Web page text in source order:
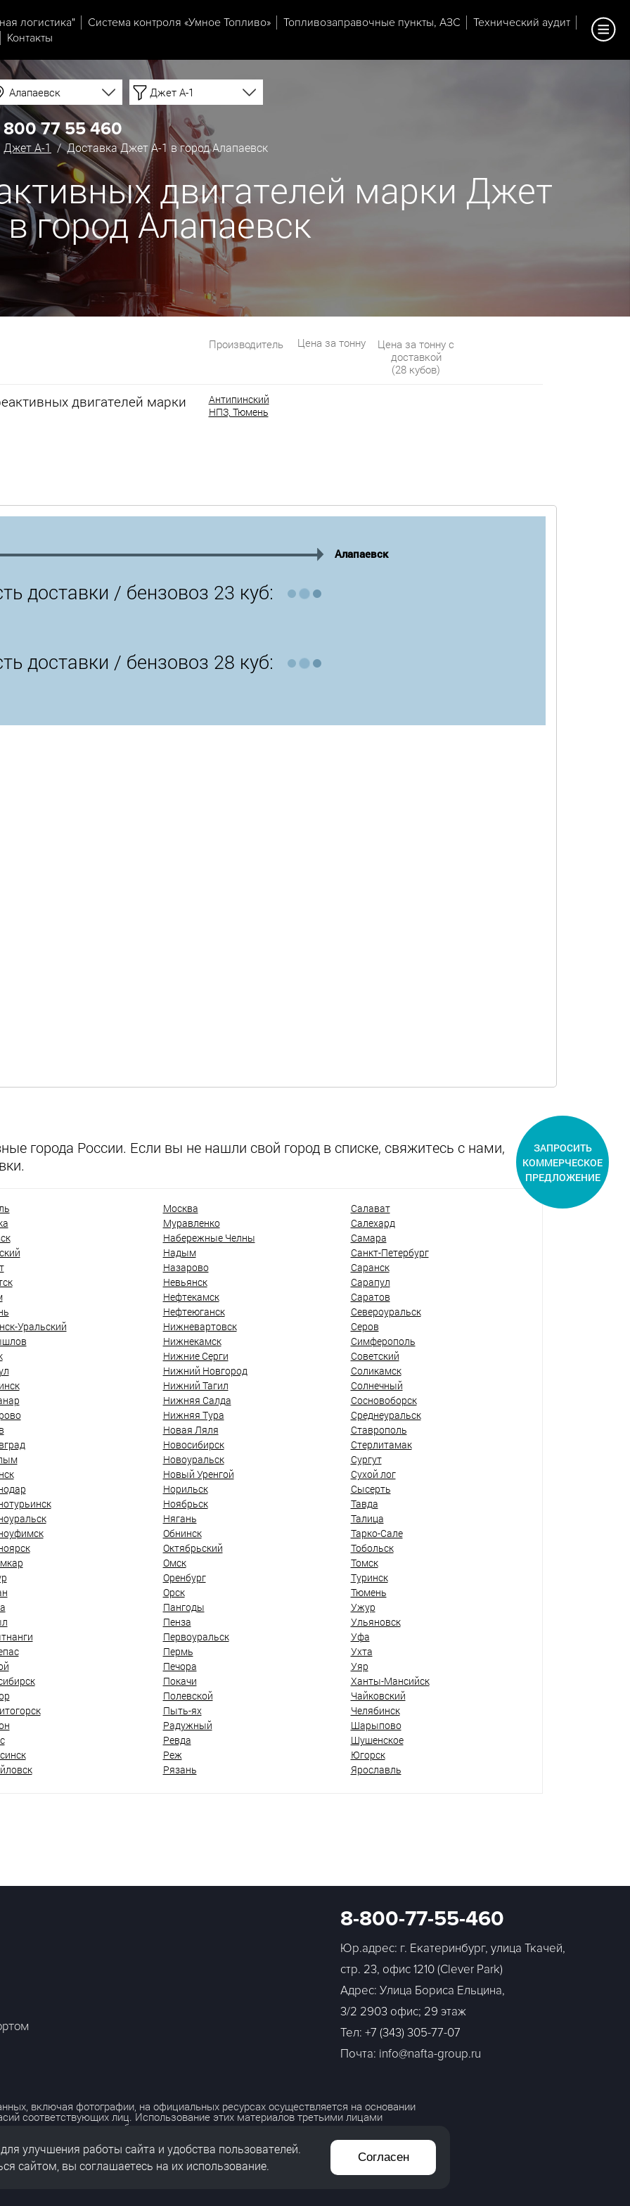
логистика" Система контроля «Умное Топливо» Топливозаправочные пункты, АЗС
Технический аудит
Контакты
Алапаевск Джет А-1
800 77 55 460
Джет А-1 / Доставка Джет А-1 в город Алапаевск
двигателей марки Джет
город Алапаевск
Производитель Цена за тонну
Цена за тонну с
доставкой
(28 кубов)
двигателей марки
Антипинский
НПЗ, Тюмень
Алапаевск
доставки / бензовоз 23 куб:
доставки / бензовоз 28 куб:
города России. Если вы не нашли свой город в списке, свяжитесь с нами,
Уральский
Москва
Муравленко
Набережные Челны
Надым
Назарово
Невьянск
Нефтекамск
Нефтеюганск
Нижневартовск
Нижнекамск
Нижние Серги
Нижний Новгород
Нижний Тагил
Нижняя Салда
Нижняя Тура
Новая Ляля
Новосибирск
Новоуральск
Новый Уренгой
Норильск
Ноябрьск
Нягань
Обнинск
Октябрьский
Омск
Оренбург
Орск
Пангоды
Пенза
Первоуральск
Пермь
Печора
Покачи
Полевской
Пыть-ях
Радужный
Ревда
Реж
Рязань
Салават
Салехард
Самара
Санкт-Петербург
Саранск
Сарапул
Саратов
Североуральск
Серов
Симферополь
Советский
Соликамск
Солнечный
Сосновоборск
Среднеуральск
Ставрополь
Стерлитамак
Сургут
Сухой лог
Сысерть
Тавда
Талица
Тарко-Сале
Тобольск
Томск
Туринск
Тюмень
Ужур
Ульяновск
Уфа
Ухта
Уяр
Ханты-Мансийск
Чайковский
Челябинск
Шарыпово
Шушенское
Югорск
Ярославль
8-800-77-55-460
Юр.адрес: г. Екатеринбург, улица Ткачей,
стр. 23, офис 1210 (Clever Park)
Адрес: Улица Бориса Ельцина,
3/2 2903 офис; 29 этаж
Тел: +7 (343) 305-77-07
Почта: info@nafta-group.ru
включая фотографии, на официальных ресурсах осуществляется на основании
соответствующих лиц. Использование этих материалов третьими лицами
с разрешения правообладателя.
данных
данных
ЗАПРОСИТЬ
КОММЕРЧЕСКОЕ
ПРЕДЛОЖЕНИЕ
улучшения работы сайта и удобства пользователей.
сайтом, вы соглашаетесь на их использование.
Согласен